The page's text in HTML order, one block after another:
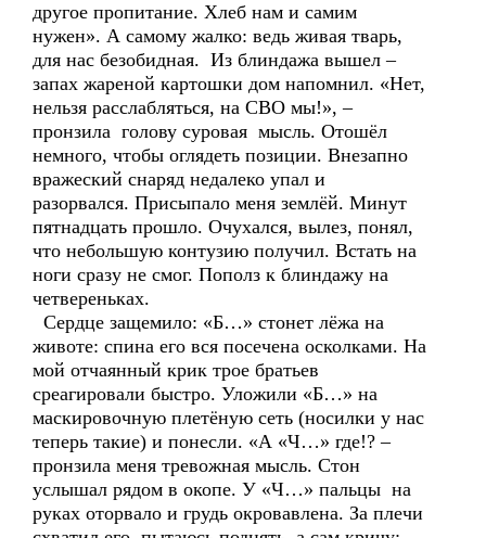
другое пропитание. Хлеб нам и самим
нужен». А самому жалко: ведь живая тварь,
для нас безобидная. Из блиндажа вышел –
запах жареной картошки дом напомнил. «Нет,
нельзя расслабляться, на СВО мы!», –
пронзила голову суровая мысль. Отошёл
немного, чтобы оглядеть позиции. Внезапно
вражеский снаряд недалеко упал и
разорвался. Присыпало меня землёй. Минут
пятнадцать прошло. Очухался, вылез, понял,
что небольшую контузию получил. Встать на
ноги сразу не смог. Пополз к блиндажу на
четвереньках.
Сердце защемило: «Б…» стонет лёжа на
животе: спина его вся посечена осколками. На
мой отчаянный крик трое братьев
среагировали быстро. Уложили «Б…» на
маскировочную плетёную сеть (носилки у нас
теперь такие) и понесли. «А «Ч…» где!? –
пронзила меня тревожная мысль. Стон
услышал рядом в окопе. У «Ч…» пальцы на
руках оторвало и грудь окровавлена. За плечи